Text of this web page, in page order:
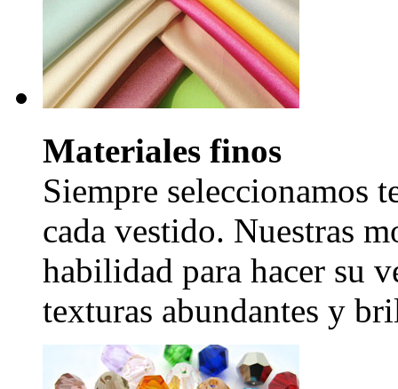
Materiales finos
Siempre seleccionamos
cada vestido. Nuestras
habilidad para hacer su
texturas abundantes y